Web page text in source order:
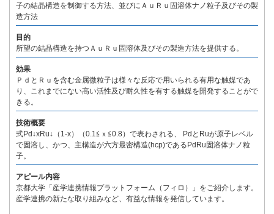
子の結晶構造を制御する方法、並びにＡｕＲｕ固溶体ナノ粒子及びその製
造方法
目的
所望の結晶構造を持つＡｕＲｕ固溶体及びその製造方法を提供する。
効果
ＰｄとＲｕを含む金属微粒子は様々な反応で用いられる有用な触媒であ
り、これまでにない高い活性及び耐久性を有する触媒を開発することがで
きる。
技術概要
式Pd↓xRu↓（1-x）（0.1≦ｘ≦0.8）で表わされる、 PdとRuが原子レベル
で固溶し、かつ、主構造が六方最密構造(hcp)であるPdRu固溶体ナノ粒
子。
アピール内容
京都大学「産学連携情報プラットフォーム（フィロ）」をご紹介します。
産学連携の新たな取り組みなど、有益な情報を発信しています。